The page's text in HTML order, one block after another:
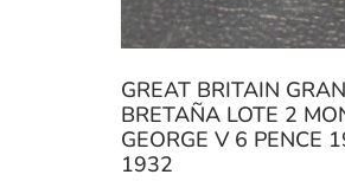
GREAT BRITAIN GRAN
BRETAÑA LOTE 2
GEORGE V 6 PENCE
1932